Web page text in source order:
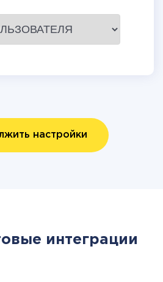
настройки
интеграции